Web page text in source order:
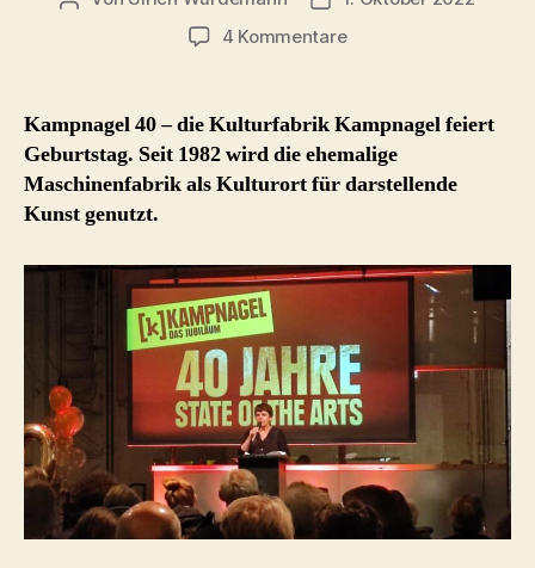
4 Kommentarezu
Kampnagel 40 – die Kulturfabrik Kampnagel feiert
Geburtstag. Seit 1982 wird die ehemalige
Maschinenfabrik als Kulturort für darstellende
Kunst genutzt.